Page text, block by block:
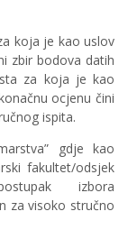
koja je kao uslov
zbir bodova datih
za koja je kao
ocjenu čini
ispita.
gdje kao
fakultet/odsjek
izbora
za visoko stručno